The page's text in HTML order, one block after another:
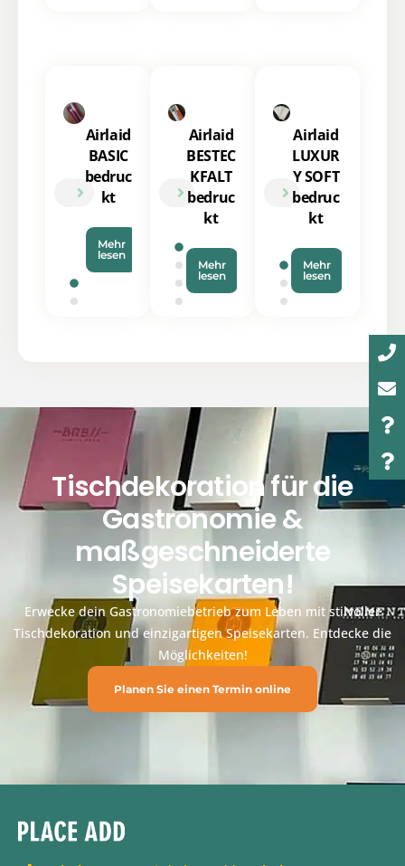
Airlaid
BASIC
bedruc
kt
Mehr
lesen
Airlaid
BESTEC
KFALT
bedruc
kt
Mehr
lesen
Airlaid
LUXUR
Y SOFT
bedruc
kt
Mehr
lesen
Tischdekoration für die
Gastronomie &
maßgeschneiderte
Speisekarten!
Erwecke dein Gastronomiebetrieb zum Leben mit stilvoller
Tischdekoration und einzigartigen Speisekarten. Entdecke die
Möglichkeiten!
Planen Sie einen Termin online